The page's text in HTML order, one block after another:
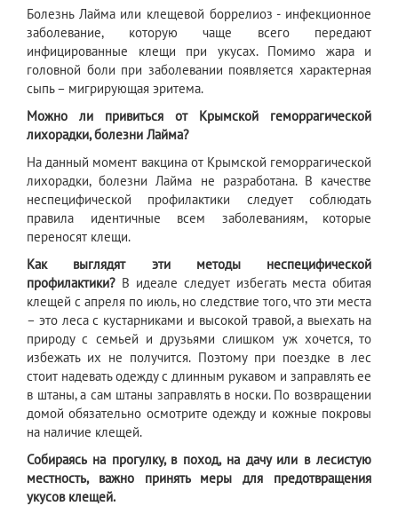
Болезнь Лайма или клещевой боррелиоз - инфекционное
заболевание, которую чаще всего передают
инфицированные клещи при укусах. Помимо жара и
головной боли при заболевании появляется характерная
сыпь – мигрирующая эритема.
Можно ли привиться от Крымской геморрагической
лихорадки, болезни Лайма?
На данный момент вакцина от Крымской геморрагической
лихорадки, болезни Лайма не разработана. В качестве
неспецифической профилактики следует соблюдать
правила идентичные всем заболеваниям, которые
переносят клещи.
Как выглядят эти методы неспецифической
профилактики? В идеале следует избегать места обитая
клещей с апреля по июль, но следствие того, что эти места
– это леса с кустарниками и высокой травой, а выехать на
природу с семьей и друзьями слишком уж хочется, то
избежать их не получится. Поэтому при поездке в лес
стоит надевать одежду с длинным рукавом и заправлять ее
в штаны, а сам штаны заправлять в носки. По возвращении
домой обязательно осмотрите одежду и кожные покровы
на наличие клещей.
Собираясь на прогулку, в поход, на дачу или в лесистую
местность, важно принять меры для предотвращения
укусов клещей.